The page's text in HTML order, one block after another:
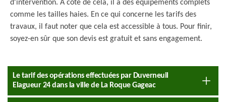
d'intervention. À côté de cela, il a des équipements complets
comme les tailles haies. En ce qui concerne les tarifs des
travaux, il faut noter que cela est accessible à tous. Pour finir,
soyez-en sûr que son devis est gratuit et sans engagement.
Le tarif des opérations effectuées par Duverneuil
Elagueur 24 dans la ville de La Roque Gageac